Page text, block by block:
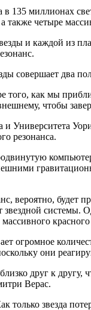
135 миллионах
четыре
и каждой из
совершает два
того, как мы
чтобы
Университета
резонанса.
вероятно, будет
системы.
красного
огромное
они
друг к другу,
Верас.
только звезда